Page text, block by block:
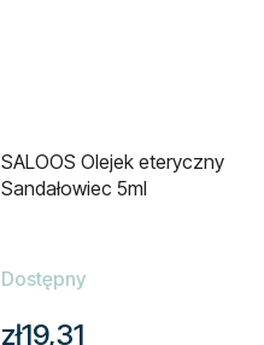
SALOOS Olejek eteryczny
Sandałowiec 5ml
Dostępny
zł19,31